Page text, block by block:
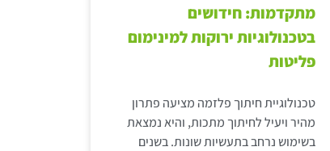
מתקדמות: חידושים
בטכנולוגיות ירוקות למינימום
פליטות
טכנולוגיית חיתוך פלזמה מציעה פתרון
מהיר ויעיל לחיתוך מתכות, והיא נמצאת
בשימוש נרחב בתעשיות שונות. בשנים